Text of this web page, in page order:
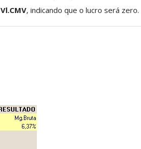
Vl.CMV, indicando que o lucro será zero.